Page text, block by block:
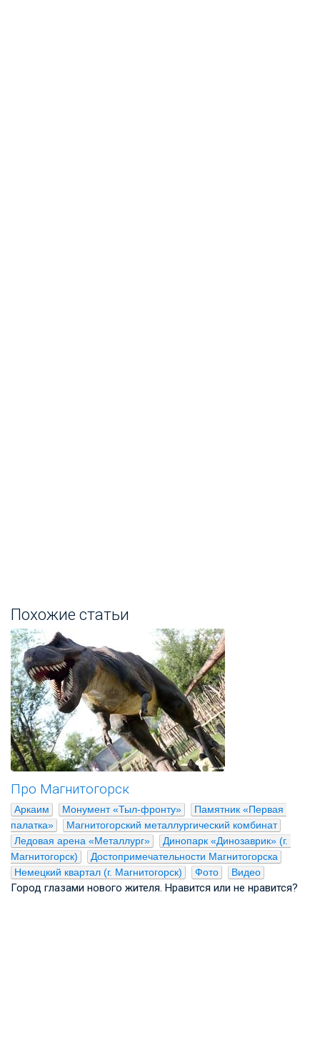
Похожие статьи
Про Магнитогорск
Аркаим Монумент «Тыл-фронту»
Памятник «Первая
палатка»
Магнитогорский металлургический комбинат
Ледовая арена «Металлург»
Динопарк «Динозаврик» (г.
Магнитогорск)
Достопримечательности Магнитогорска
Немецкий квартал (г. Магнитогорск)
Фото Видео
Город глазами нового жителя. Нравится или не нравится?